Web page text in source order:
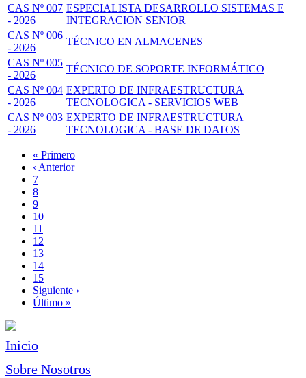
CAS Nº 007
- 2026
ESPECIALISTA DESARROLLO SISTEMAS E
INTEGRACION SENIOR
CAS Nº 006
- 2026
TÉCNICO EN ALMACENES
CAS Nº 005
- 2026
TÉCNICO DE SOPORTE INFORMÁTICO
CAS Nº 004
- 2026
EXPERTO DE INFRAESTRUCTURA
TECNOLOGICA - SERVICIOS WEB
CAS Nº 003
- 2026
EXPERTO DE INFRAESTRUCTURA
TECNOLOGICA - BASE DE DATOS
Paginación
Primera
página
« Primero
Página
anterior
‹ Anterior
Page
7
Page
8
Page
9
Page
10
Página
actual
11
Page
12
Page
13
Page
14
Page
15
Siguiente
página
Siguiente ›
Última
Último »
Inicio
Sobre Nosotros